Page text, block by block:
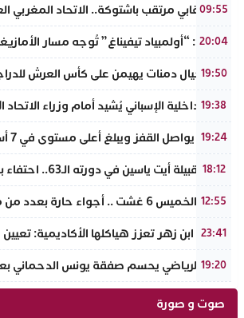
09:55
حدث نقابي مرتقب باشتوكة.. الاتحاد
20:04
تفراوت: “أولمبياد تيفيناغ” تُوجه مسار
19:50
نادي أجيال دمنات يهيمن على كأس العرش
19:38
وزير الداخلية الإسباني يُشيد أمام وزراء
19:24
الذهب يواصل القفز ويبلغ أعلى مستوى في 7 أسابيع مدعوماً بتراجع الدولار وانخفاض عوائد السندات
18:12
ملتقى قبيلة أيت ياسين في دورته الـ63.. احتفاء بالتراث وتجديد لروح الانتماء الوطني
12:55
طقس الخميس 6 غشت .. أجواء حارة بعدد من مناطق المملكة
23:41
جامعة ابن زهر تعزز هياكلها الأكاديمية:
19:20
الرجاء الرياضي يحسم صفقة يونس الدحماني
صوت و صورة